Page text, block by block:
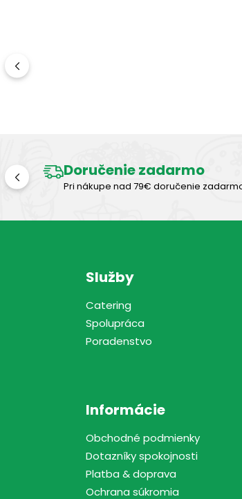
Doručenie zadarmo
Pri nákupe nad 79€ doručenie
Služby
Catering
Spolupráca
Poradenstvo
Informácie
Obchodné podmienky
Dotazníky spokojnosti
Platba & doprava
Ochrana súkromia